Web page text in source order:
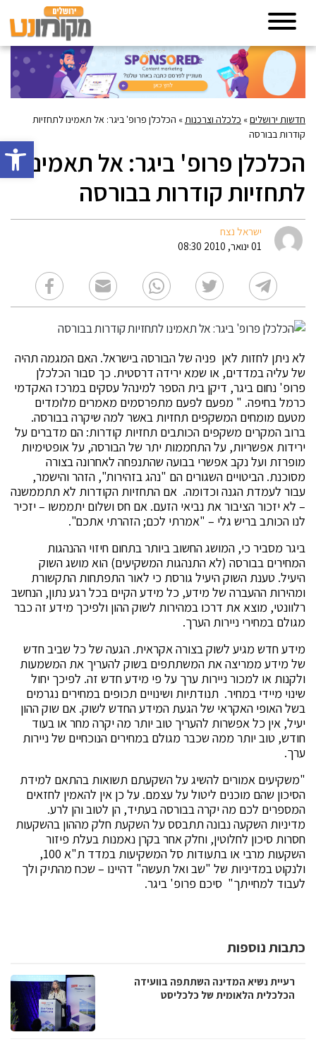
פתח
חדשות ירושלים» כלכלה וצרכנות» הכלכלן פרופ' ביגר: אל תאמינו לתחזיות
קודרות בבורסה
הכלכלן פרופ' ביגר: אל תאמינו
לתחזיות קודרות בבורסה
ישראל נצח
01 ינואר, 2010 08:30
לא ניתן לחזות לאן פניה של הבורסה בישראל. האם המגמה תהיה
של עליה במדדים, או שמא ירידה דרסטית. כך סבור הכלכלן
פרופ' נחום ביגר, דיקן בית הספר למינהל עסקים במרכז האקדמי
כרמל בחיפה. " מפעם לפעם מתפרסמים מאמרים מלומדים
מטעם מומחים המשקפים תחזיות באשר למה שיקרה בבורסה.
ברוב המקרים משקפים הכותבים תחזיות קודרות: הם מדברים על
ירידות אפשריות, על התחממות יתר של הבורסה, על אופטימיות
מופרזת ועל נקב אפשרי בבועה שהתנפחה לאחרונה בצורה
מסוכנת. הביטויים השגורים הם "נהג בזהירות", הזהר והישמר,
עבור לעמדת הגנה וכדומה. אם התחזיות הקודרות לא תתממשנה
– לא יזכור הציבור את נביאי הזעם. אם חס ושלום יתממשו – יזכיר
לנו הכותב בריש גלי – "אמרתי לכם; הזהרתי אתכם".
ביגר מסביר כי, המושג החשוב ביותר בתחום חיזוי ההנהגות
המחירים בבורסה (לא התנהגות המשקיעים) הוא מושג השוק
היעיל. טענת השוק היעיל גורסת כי לאור התפתחות התקשורת
ומהירות ההעברה של מידע, כל מידע הקיים בכל רגע נתון, הנחשב
רלוונטי, מוצא את דרכו במהירות לשוק ההון ולפיכך מידע זה כבר
מגולם במחירי ניירות הערך.
מידע חדש מגיע לשוק בצורה אקראית. הגעה של כל שביב חדש
של מידע ממריצה את המשתתפים בשוק להעריך את המשמעות
ולקנות או למכור ניירות ערך על פי מידע חדש זה. לפיכך יחול
שינוי מיידי במחיר. תנודתיות ושינויים תכופים במחירים נגרמים
בשל האופי האקראי של הגעת המידע החדש לשוק. אם שוק ההון
יעיל, אין כל אפשרות להעריך טוב יותר מה יקרה מחר או בעוד
חודש, טוב יותר ממה שכבר מגולם במחירים הנוכחיים של ניירות
ערך.
"משקיעים אמורים להשיג על השקעתם תשואות בהתאם למידת
הסיכון שהם מוכנים ליטול על עצמם. על כן אין להאמין לחזאים
המספרים לכם מה יקרה בבורסה בעתיד, הן לטוב והן לרע.
מדיניות השקעה נבונה תתבסס על השקעת חלק מההון בהשקעות
חסרות סיכון לחלוטין, וחלק אחר בקרן נאמנות בעלת פיזור
השקעות מרבי או בתעודות סל המשקיעות במדד ת"א 100,
ולנקוט במדיניות של "שב ואל תעשה" דהיינו – שכח מהתיק ולך
לעבוד למחייתך" סיכם פרופ' ביגר.
כתבות נוספות
רעיית נשיא המדינה השתתפה בוועידה
הכלכלית הלאומית של כלכליסט